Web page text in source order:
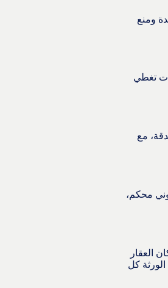
ومنع
تغطي
مع
محكم،
العقار
كل